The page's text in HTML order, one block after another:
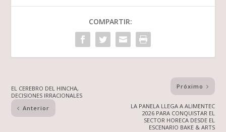
COMPARTIR:
EL CEREBRO DEL HINCHA,
DECISIONES IRRACIONALES
Anterior
Próximo
LA PANELA LLEGA A ALIMENTEC
2026 PARA CONQUISTAR EL
SECTOR HORECA DESDE EL
ESCENARIO BAKE & ARTS